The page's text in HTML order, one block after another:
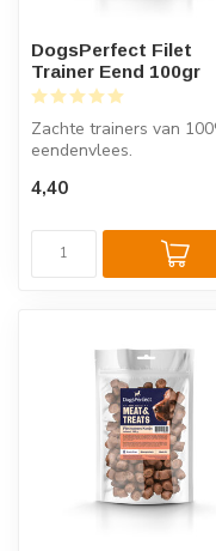
DogsPerfect Filet
Trainer Eend 100gr
Zachte trainers van
eendenvlees.
perfect voor traini...
4,40